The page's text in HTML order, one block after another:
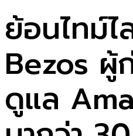
ย้อนไทม์
Bezos ผู้
ดูแล